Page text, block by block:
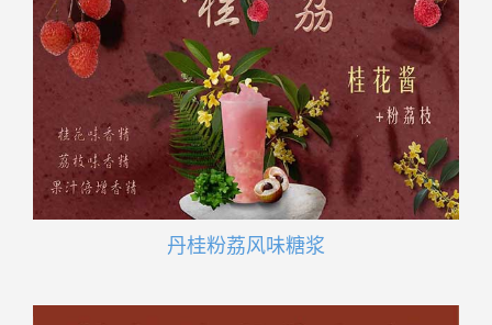
丹桂粉荔风味糖浆